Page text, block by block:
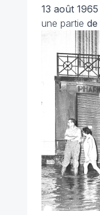
13 août 1965
une partie de